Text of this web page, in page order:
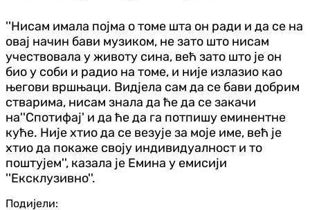
''Нисам имала појма о томе шта он ради и да се на
овај начин бави музиком, не зато што нисам
учествовала у животу сина, већ зато што је он
био у соби и радио на томе, и није излазио као
његови вршњаци. Видјела сам да се бави добрим
стварима, нисам знала да ће да се закачи
на''Спотифај' и да ће да га потпишу еминентне
куће. Није хтио да се везује за моје име, већ је
хтио да покаже своју индивидуалност и то
поштујем'', казала је Емина у емисији
''Ексклузивно''.
Подијели: